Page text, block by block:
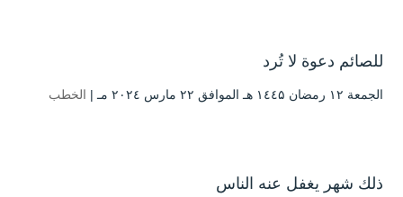
للصائم دعوة لا تُرد
الجمعة ۱۲ رمضان ۱٤٤۵ هـ الموافق ۲۲ مارس ۲۰۲٤ مـ | الخطب
ذلك شهر يغفل عنه الناس